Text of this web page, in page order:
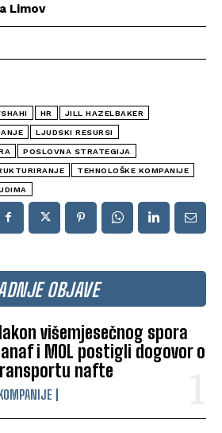
OBJAVE
višemjesečnog spora
i MOL postigli dogovor o
nafte
Limov
HR JILL HAZELBAKER
LJUDSKI RESURSI
POSLOVNA STRATEGIJA
TEHNOLOŠKE KOMPANIJE